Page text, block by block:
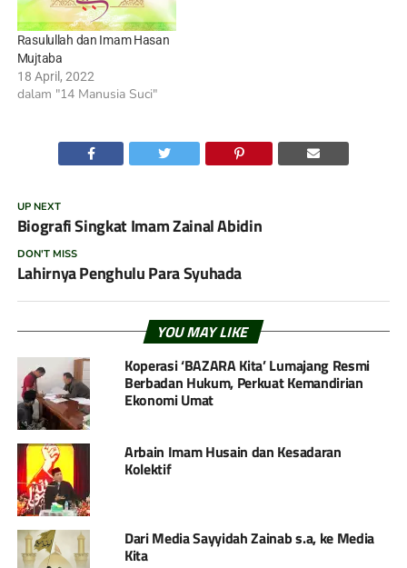
Sayyidah Fathimah a.s.
Rasulullah SAW
menyambut kelahiran
cucunya dengan penuh
kebahagiaan.…
Rasulullah dan Imam Hasan
Mujtaba
18 April, 2022
dalam "14 Manusia Suci"
UP NEXT
Biografi Singkat Imam Zainal Abidin
DON'T MISS
Lahirnya Penghulu Para Syuhada
YOU MAY LIKE
Koperasi ‘BAZARA Kita’ Lumajang Resmi
Berbadan Hukum, Perkuat Kemandirian
Ekonomi Umat
Arbain Imam Husain dan Kesadaran
Kolektif
Dari Media Sayyidah Zainab s.a, ke Media
Kita